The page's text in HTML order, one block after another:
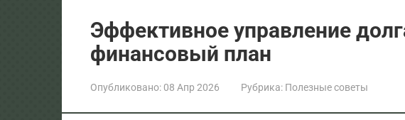
Эффективное управление
финансовый план
Опубликовано: 08 Апр 2026 Рубрика: Полезные советы